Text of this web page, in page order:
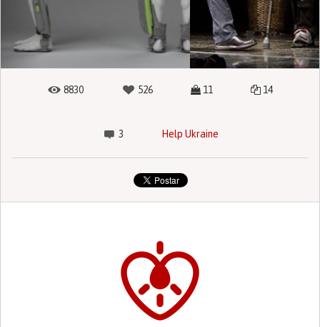
8830 526 11 14
3 Help Ukraine